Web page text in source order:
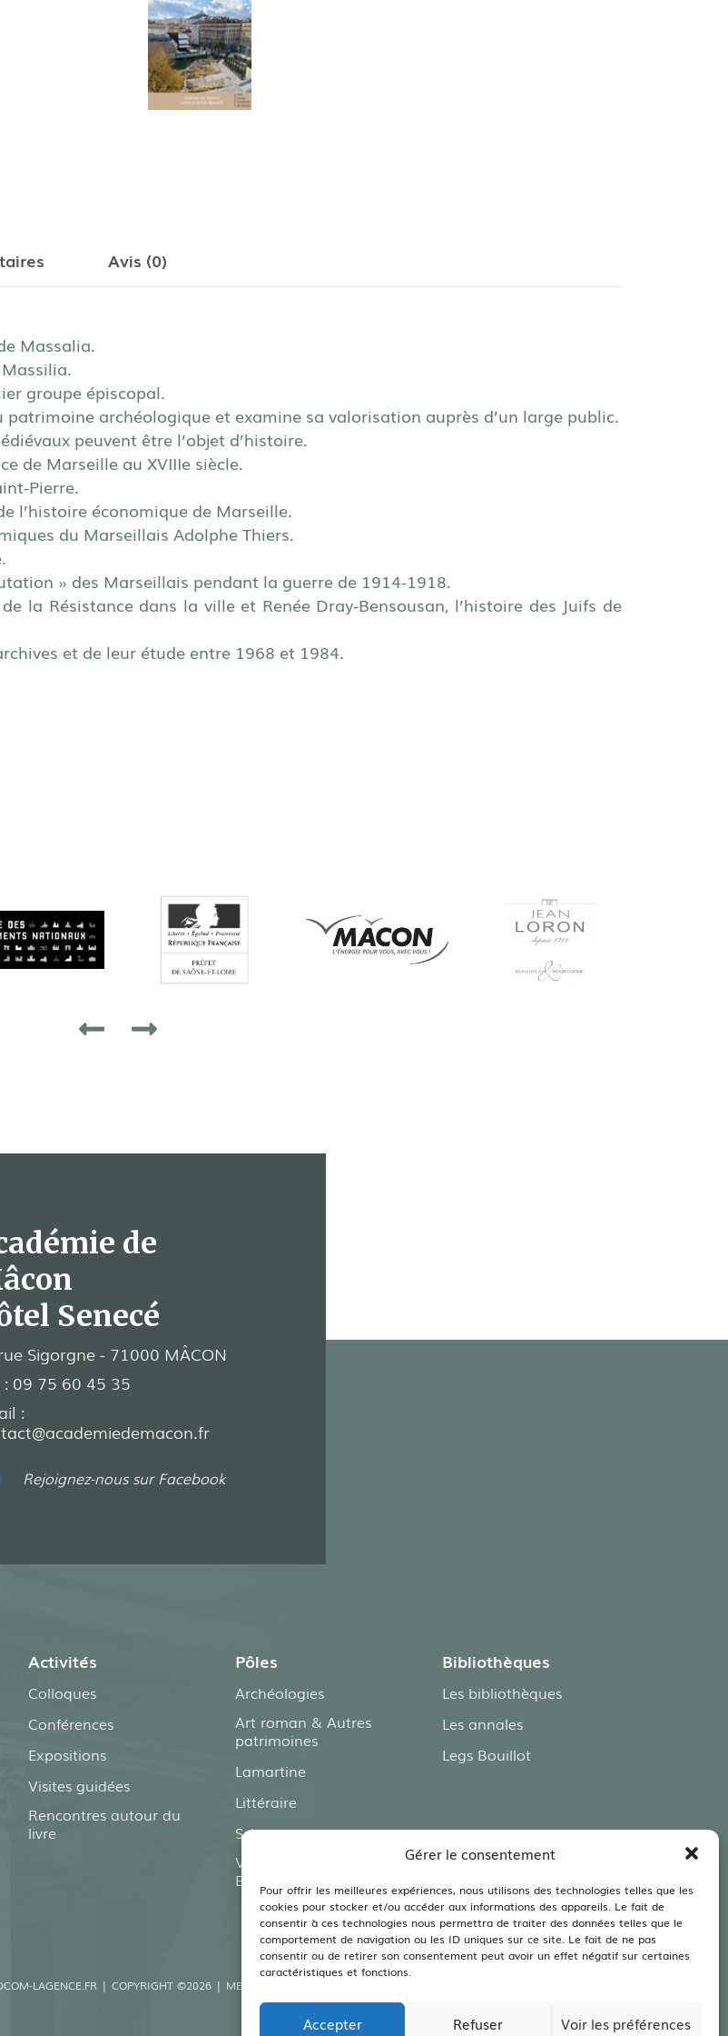
Gérer le consentement
Pour offrir les meilleures expériences, nous utilisons des technologies telles que les
cookies pour stocker et/ou accéder aux informations des appareils. Le fait de
consentir à ces technologies nous permettra de traiter des données telles que le
comportement de navigation ou les ID uniques sur ce site. Le fait de ne pas
consentir ou de retirer son consentement peut avoir un effet négatif sur certaines
caractéristiques et fonctions.
Accepter Refuser Voir les préférences
Avis (0)
Massalia.
groupe épiscopal.
archéologique et examine sa valorisation auprès d’un large public.
peuvent être l’objet d’histoire.
de Marseille au XVIIIe siècle.
Pierre.
l’histoire économique de Marseille.
du Marseillais Adolphe Thiers.
» des Marseillais pendant la guerre de 1914-1918.
la Résistance dans la ville et Renée Dray-Bensousan, l’histoire des Juifs de
et de leur étude entre 1968 et 1984.
de
Senecé
Sigorgne - 71000 MÂCON
09 75 60 45 35
:
Rejoignez-nous sur Facebook
Activités
Colloques
Conférences
Expositions
Visites guidées
Rencontres autour du
livre
Pôles
Archéologies
Art roman & Autres
patrimoines
Lamartine
Littéraire
Sciences
Viticulture – Agriculture –
Environnement
Bibliothèques
Les bibliothèques
Les annales
Legs Bouillot
LAGENCE.FR | COPYRIGHT ©2026 | MENTIONS LÉGALES